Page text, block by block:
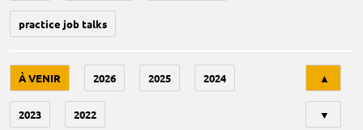
practice job talks
À VENIR 2026 2025 2024
2023 2022
▲
▼